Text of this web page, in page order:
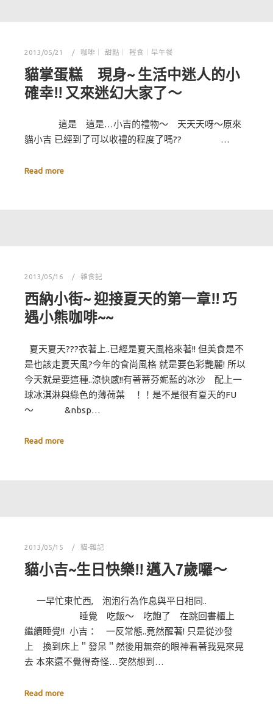
2013/05/21 咖啡｜ 甜點｜ 輕食｜早午餐
貓掌蛋糕 現身~ 生活中迷人的小
確幸!! 又來迷幻大家了～
這是 這是…小吉的禮物～ 天天天呀～原來
貓小吉 已經到了可以收禮的程度了嗎?? …
Read more
2013/05/16 雜食記
西納小街~ 迎接夏天的第一章!! 巧
遇小熊咖啡~~
夏天夏天???衣著上..已經是夏天風格來著!! 但美食是不
是也該走夏天風?今年的食尚風格 就是要色彩艷麗! 所以
今天就是要這種..涼快感!!有著蒂芬妮藍的冰沙 配上一
球冰淇淋與綠色的薄荷葉 ！！是不是很有夏天的FU
～ &nbsp…
Read more
2013/05/15 貓-雜記
貓小吉~生日快樂!! 邁入7歲囉～
一早忙東忙西, 泡泡行為作息與平日相同..
睡覺 吃飯～ 吃飽了 在跳回書櫃上
繼續睡覺!! 小吉： 一反常態..竟然醒著! 只是從沙發
上 換到床上＂發呆＂然後用無奈的眼神看著我晃來晃
去 本來還不覺得奇怪…突然想到…
Read more